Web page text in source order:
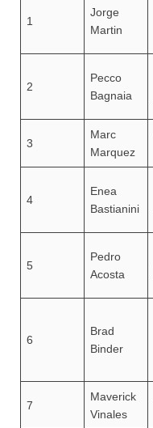
1
Jorge
Martin
2
Pecco
Bagnaia
3
Marc
Marquez
4
Enea
Bastianini
5
Pedro
Acosta
6
Brad
Binder
7
Maverick
Vinales